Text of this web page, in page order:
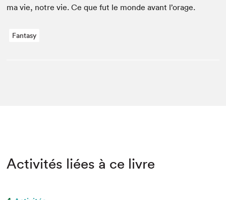
ma vie, notre vie. Ce que fut le monde avant l’orage.
Fantasy
Activités liées à ce livre